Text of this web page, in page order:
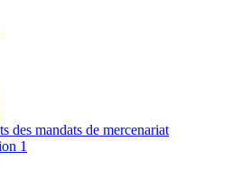
des mandats de mercenariat
1